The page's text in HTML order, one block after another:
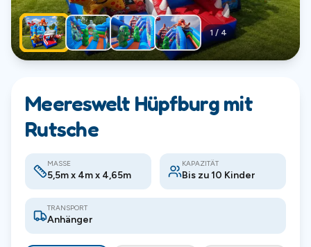
1 / 4
Meereswelt Hüpfburg mit
Rutsche
MASSE
5,5m x 4m x 4,65m
KAPAZITÄT
Bis zu 10 Kinder
TRANSPORT
Anhänger